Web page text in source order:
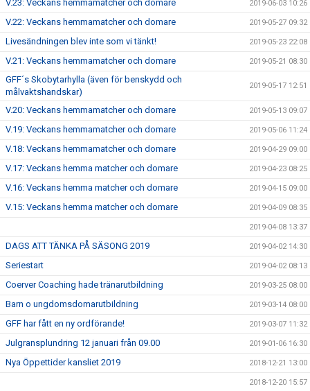
V.23: Veckans hemmamatcher och domare 2019-06-03 10:26
V.22: Veckans hemmamatcher och domare 2019-05-27 09:32
Livesändningen blev inte som vi tänkt! 2019-05-23 22:08
V.21: Veckans hemmamatcher och domare 2019-05-21 08:30
GFF´s Skobytarhylla (även för benskydd och
målvaktshandskar)
2019-05-17 12:51
V.20: Veckans hemmamatcher och domare 2019-05-13 09:07
V.19: Veckans hemmamatcher och domare 2019-05-06 11:24
V.18: Veckans hemmamatcher och domare 2019-04-29 09:00
V.17: Veckans hemma matcher och domare 2019-04-23 08:25
V.16: Veckans hemma matcher och domare 2019-04-15 09:00
V.15: Veckans hemma matcher och domare 2019-04-09 08:35
2019-04-08 13:37
DAGS ATT TÄNKA PÅ SÄSONG 2019 2019-04-02 14:30
Seriestart 2019-04-02 08:13
Coerver Coaching hade tränarutbildning 2019-03-25 08:00
Barn o ungdomsdomarutbildning 2019-03-14 08:00
GFF har fått en ny ordförande! 2019-03-07 11:32
Julgransplundring 12 januari från 09.00 2019-01-06 16:30
Nya Öppettider kansliet 2019 2018-12-21 13:00
2018-12-20 15:57